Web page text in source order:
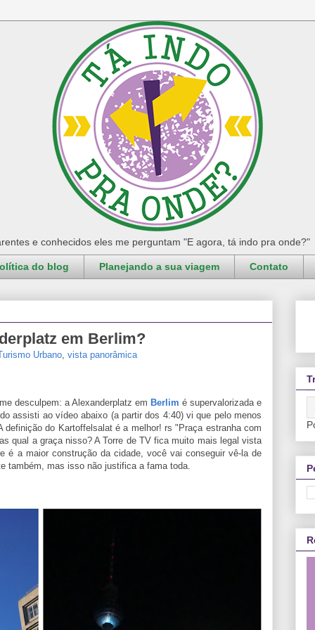
e conhecidos eles me perguntam "E agora, tá indo pra onde?"
do blog Planejando a sua viagem Contato
em Berlim?
Urbano vista panorâmica
desculpem: a Alexanderplatz em Berlim é supervalorizada e
assisti ao vídeo abaixo (a partir dos 4:40) vi que pelo menos
do Kartoffelsalat é a melhor! rs "Praça estranha com
qual a graça nisso? A Torre de TV fica muito mais legal vista
é a maior construção da cidade, você vai conseguir vê-la de
também, mas isso não justifica a fama toda.